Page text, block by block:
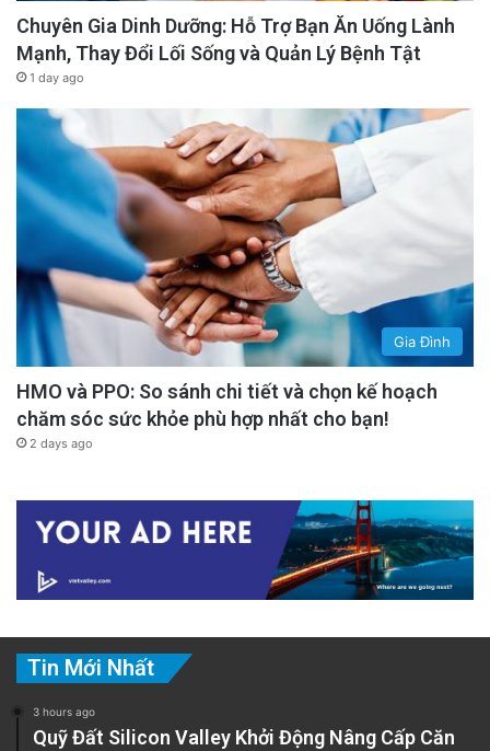
Chuyên Gia Dinh Dưỡng: Hỗ Trợ Bạn Ăn Uống Lành
Mạnh, Thay Đổi Lối Sống và Quản Lý Bệnh Tật
1 day ago
Gia Đình
HMO và PPO: So sánh chi tiết và chọn kế hoạch
chăm sóc sức khỏe phù hợp nhất cho bạn!
2 days ago
Tin Mới Nhất
3 hours ago
Quỹ Đất Silicon Valley Khởi Động Nâng Cấp Căn